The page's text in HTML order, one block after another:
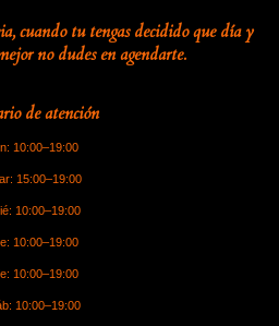
cuando tu tengas decidido quedíay
no dudes enagendarte.
de atención
10:00–19:00
15:00–19:00
10:00–19:00
10:00–19:00
10:00–19:00
10:00–19:00